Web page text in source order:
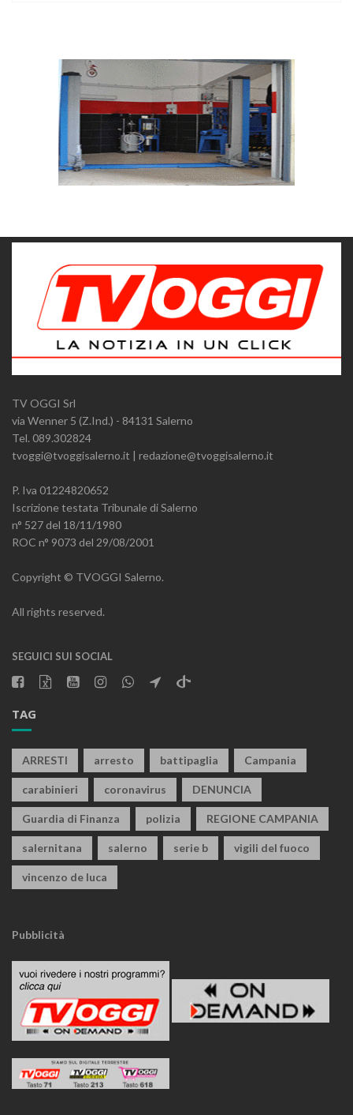
TV OGGI Srl
via Wenner 5 (Z.Ind.) - 84131 Salerno
Tel. 089.302824
tvoggi@tvoggisalerno.it | redazione@tvoggisalerno.it
P. Iva 01224820652
Iscrizione testata Tribunale di Salerno
n° 527 del 18/11/1980
ROC n° 9073 del 29/08/2001
Copyright © TVOGGI Salerno.
All rights reserved.
SEGUICI SUI SOCIAL
TAG
ARRESTI arresto battipaglia Campania
carabinieri coronavirus DENUNCIA
Guardia di Finanza polizia REGIONE CAMPANIA
salernitana salerno serie b vigili del fuoco
vincenzo de luca
Pubblicità